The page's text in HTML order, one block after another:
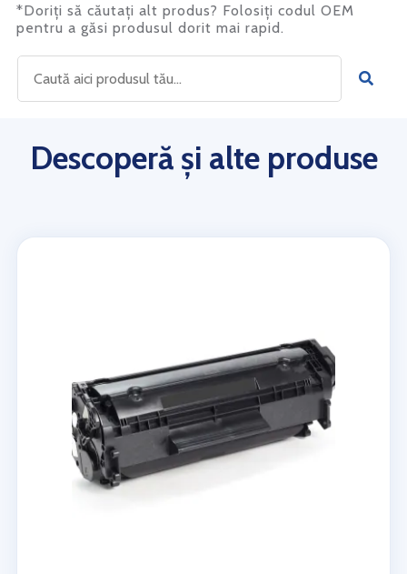
*Doriți să căutați alt produs? Folosiți codul OEM
pentru a găsi produsul dorit mai rapid.
Descoperă și alte produse